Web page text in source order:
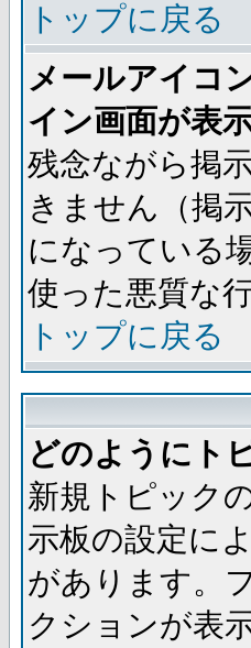
トップに戻る
メールアイコ
イン画面が表
残念ながら掲
きません（掲
になっている
使った悪質な
トップに戻る
どのようにト
新規トピック
示板の設定に
があります。
クションが表